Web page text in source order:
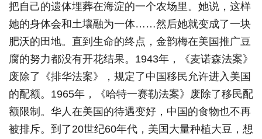
把自己的遗体埋葬在海淀的一个农场里。她说，这样
她的身体会和土壤融为一体……然后她就变成了一块
肥沃的田地。直到生命的终点，金韵梅在美国推广豆
腐的努力都没有开花结果。1943年，《麦诺森法案》
废除了《排华法案》，规定了中国移民允许进入美国
的配额。1965年，《哈特一赛勒法案》废除了移民配
额限制。华人在美国的待遇变好，中国的食物也不再
被排斥。到了20世纪60年代，美国大量种植大豆，想